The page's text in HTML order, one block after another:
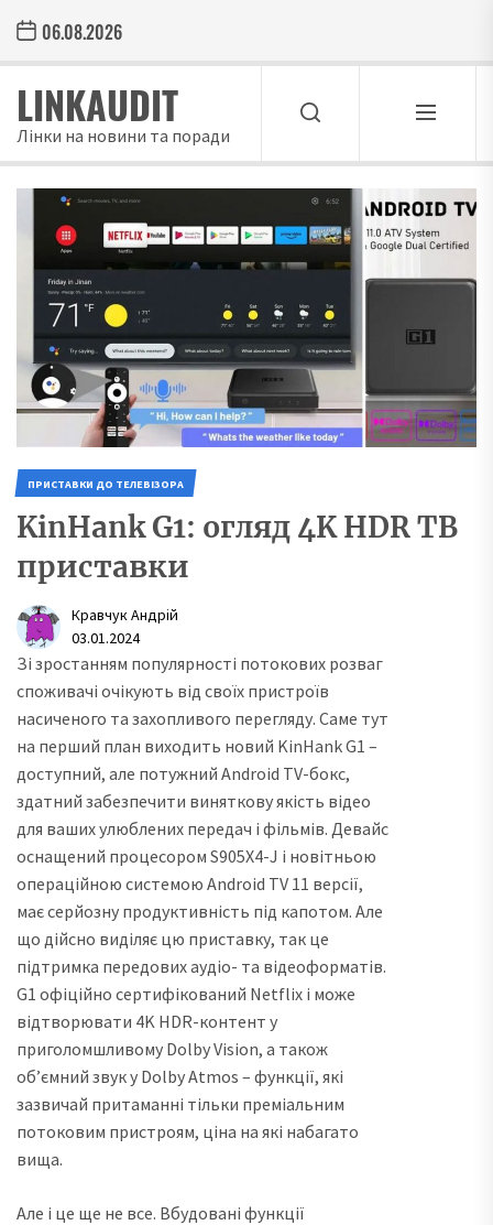
the
content
06.08.2026
LINKAUDIT
Лінки на новини та поради
ПРИСТАВКИ ДО ТЕЛЕВІЗОРА
KinHank G1: огляд 4K HDR ТВ
приставки
Кравчук Андрій
03.01.2024
Зі зростанням популярності потокових розваг
споживачі очікують від своїх пристроїв
насиченого та захопливого перегляду. Саме тут
на перший план виходить новий KinHank G1 –
доступний, але потужний Android TV-бокс,
здатний забезпечити виняткову якість відео
для ваших улюблених передач і фільмів. Девайс
оснащений процесором S905X4-J і новітньою
операційною системою Android TV 11 версії,
має серйозну продуктивність під капотом. Але
що дійсно виділяє цю приставку, так це
підтримка передових аудіо- та відеоформатів.
G1 офіційно сертифікований Netflix і може
відтворювати 4K HDR-контент у
приголомшливому Dolby Vision, а також
об’ємний звук у Dolby Atmos – функції, які
зазвичай притаманні тільки преміальним
потоковим пристроям, ціна на які набагато
вища.
Але і це ще не все. Вбудовані функції